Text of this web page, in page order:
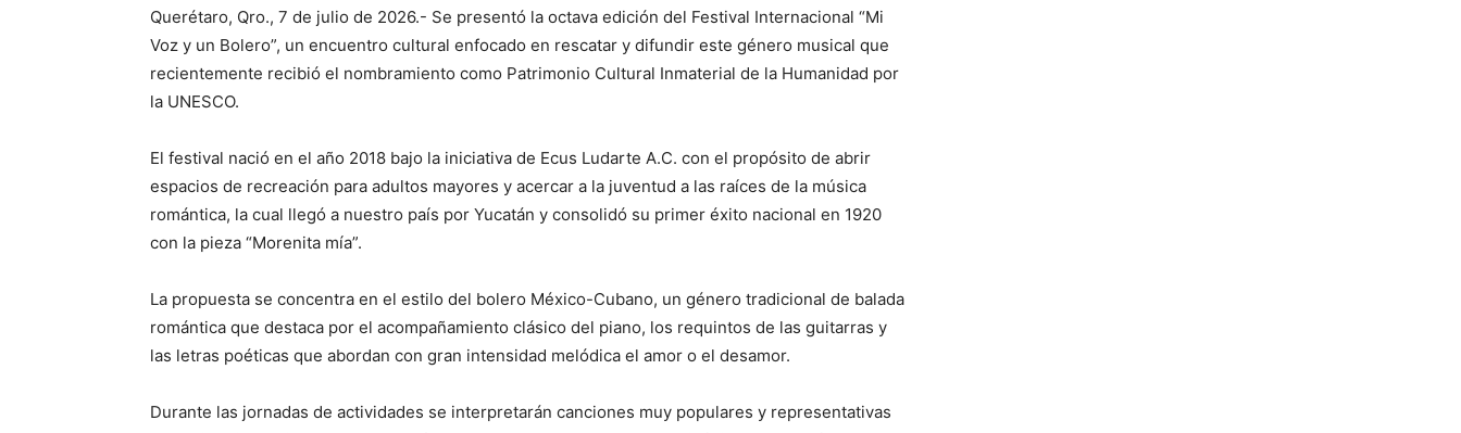
Querétaro, Qro., 7 de julio de 2026.- Se presentó la octava edición del Festival Internacional “Mi
Voz y un Bolero”, un encuentro cultural enfocado en rescatar y difundir este género musical que
recientemente recibió el nombramiento como Patrimonio Cultural Inmaterial de la Humanidad por
la UNESCO.
El festival nació en el año 2018 bajo la iniciativa de Ecus Ludarte A.C. con el propósito de abrir
espacios de recreación para adultos mayores y acercar a la juventud a las raíces de la música
romántica, la cual llegó a nuestro país por Yucatán y consolidó su primer éxito nacional en 1920
con la pieza “Morenita mía”.
La propuesta se concentra en el estilo del bolero México-Cubano, un género tradicional de balada
romántica que destaca por el acompañamiento clásico del piano, los requintos de las guitarras y
las letras poéticas que abordan con gran intensidad melódica el amor o el desamor.
Durante las jornadas de actividades se interpretarán canciones muy populares y representativas